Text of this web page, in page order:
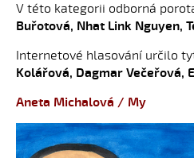
V této kategorii odborná
Buřotová, Nhat Link Nguyen,
Internetové hlasování určilo
Kolářová, Dagmar Večeřová,
Aneta Michalová / My